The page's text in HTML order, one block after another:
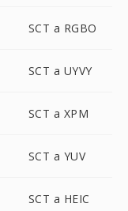
SCT a RGBO
SCT a UYVY
SCT a XPM
SCT a YUV
SCT a HEIC